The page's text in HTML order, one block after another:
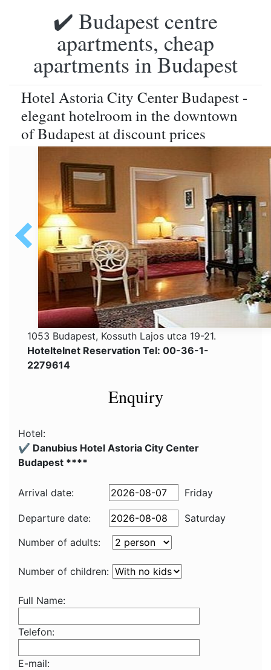
✔️ Budapest centre
apartments, cheap
apartments in Budapest
Hotel Astoria City Center Budapest -
elegant hotelroom in the downtown
of Budapest at discount prices
1053 Budapest, Kossuth Lajos utca 19-21.
Hoteltelnet Reservation Tel: 00-36-1-
2279614
Enquiry
Hotel:
✔️ Danubius Hotel Astoria City Center
Budapest ****
Arrival date: Friday
Departure date:
Saturday
Number of adults:
Number of children:
Full Name:
Telefon:
E-mail: